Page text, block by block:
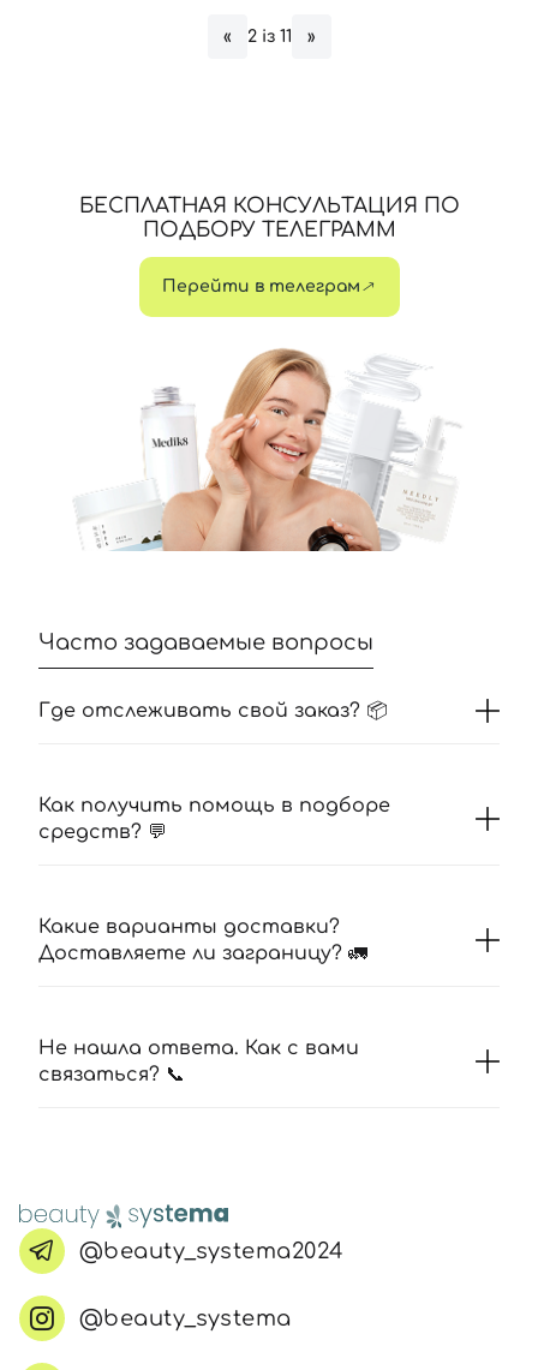
« 2 із 11 »
БЕСПЛАТНАЯ КОНСУЛЬТАЦИЯ ПО
ПОДБОРУ ТЕЛЕГРАММ
Перейти в телеграм
Часто задаваемые вопросы
Где отслеживать свой заказ? 📦
Как получить помощь в подборе
средств? 💬
Какие варианты доставки?
Доставляете ли заграницу? 🚛
Не нашла ответа. Как с вами
связаться? 📞
@beauty_systema2024
@beauty_systema